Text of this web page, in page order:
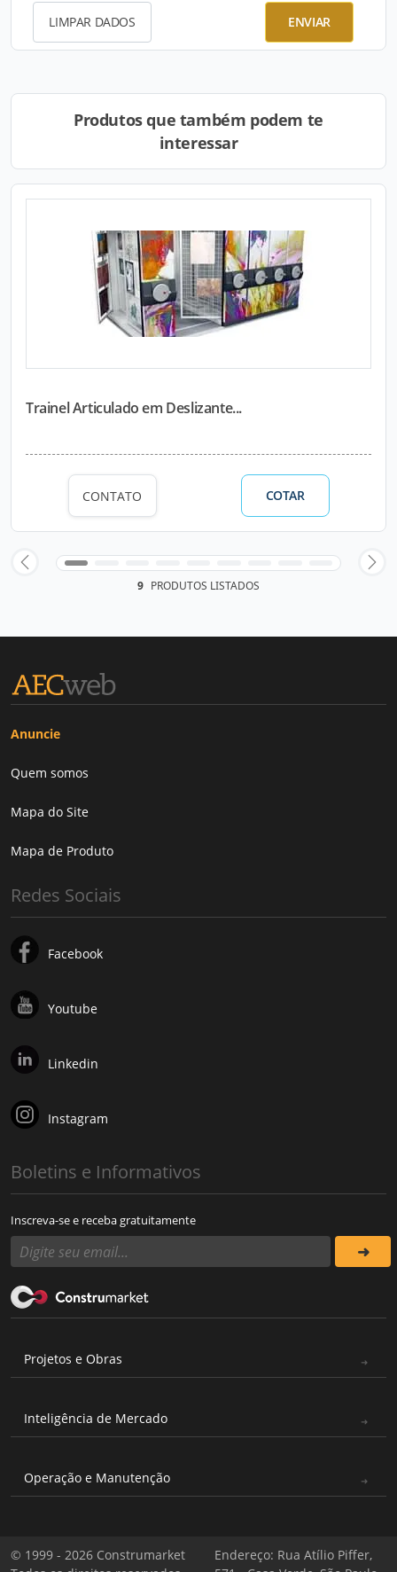
LIMPAR DADOS ENVIAR
Produtos que também podem te
interessar
Trainel Articulado em Deslizante...
CONTATO COTAR
9 PRODUTOS LISTADOS
Anuncie
Quem somos
Mapa do Site
Mapa de Produto
Redes Sociais
Facebook
Youtube
Linkedin
Instagram
Boletins e Informativos
Inscreva-se e receba gratuitamente
Projetos e Obras
Inteligência de Mercado
Operação e Manutenção
© 1999 - 2026 Construmarket
Endereço: Rua Atílio Piffer,